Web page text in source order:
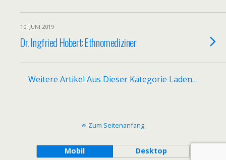
10. JUNI 2019
Dr. Ingfried Hobert: Ethnomediziner
Weitere Artikel Aus Dieser Kategorie Laden…
Zum Seitenanfang
Mobil Desktop